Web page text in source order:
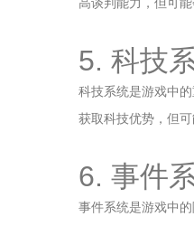
高谈判能力，但可
5. 科技
科技系统是游戏中
获取科技优势，但
6. 事件
事件系统是游戏中